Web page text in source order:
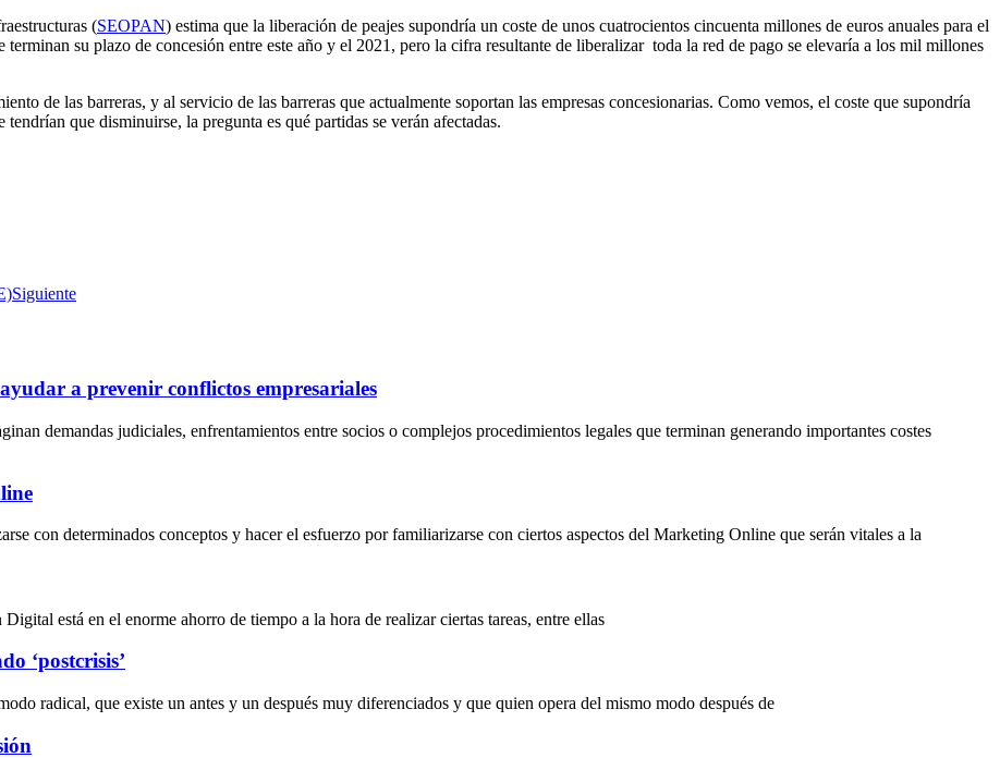
(SEOPAN) estima que la liberación de peajes supondría un coste de unos cuatrocientos cincuenta millones de euros anuales para el
terminan su plazo de concesión entre este año y el 2021, pero la cifra resultante de liberalizar toda la red de pago se elevaría a los mil millones
de las barreras, y al servicio de las barreras que actualmente soportan las empresas concesionarias. Como vemos, el coste que supondría
que disminuirse, la pregunta es qué partidas se verán afectadas.
Siguiente
a prevenir conflictos empresariales
demandas judiciales, enfrentamientos entre socios o complejos procedimientos legales que terminan generando importantes costes
con determinados conceptos y hacer el esfuerzo por familiarizarse con ciertos aspectos del Marketing Online que serán vitales a la
está en el enorme ahorro de tiempo a la hora de realizar ciertas tareas, entre ellas
‘postcrisis’
radical, que existe un antes y un después muy diferenciados y que quien opera del mismo modo después de